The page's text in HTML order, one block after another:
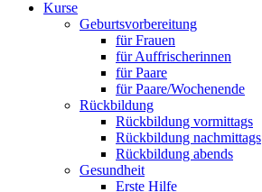
Kurse
Geburtsvorbereitung
für Frauen
für Auffrischerinnen
für Paare
für Paare/Wochenende
Rückbildung
Rückbildung vormittags
Rückbildung nachmittags
Rückbildung abends
Gesundheit
Erste Hilfe